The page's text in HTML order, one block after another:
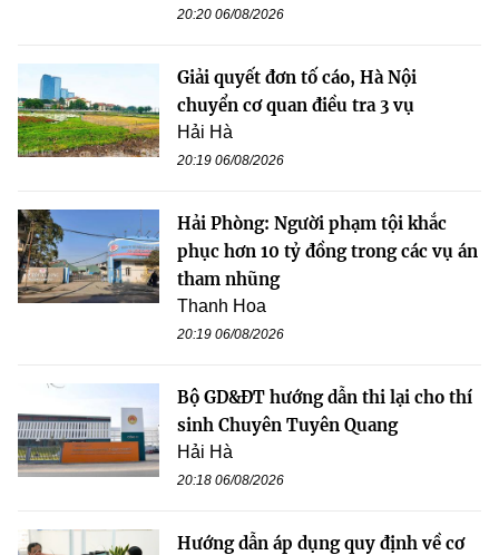
20:20 06/08/2026
Giải quyết đơn tố cáo, Hà Nội
chuyển cơ quan điều tra 3 vụ
Hải Hà
20:19 06/08/2026
Hải Phòng: Người phạm tội khắc
phục hơn 10 tỷ đồng trong các vụ án
tham nhũng
Thanh Hoa
20:19 06/08/2026
Bộ GD&ĐT hướng dẫn thi lại cho thí
sinh Chuyên Tuyên Quang
Hải Hà
20:18 06/08/2026
Hướng dẫn áp dụng quy định về cơ